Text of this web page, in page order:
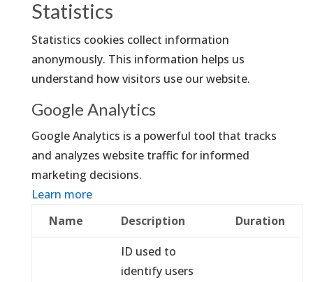
Statistics
Statistics cookies collect information
anonymously. This information helps us
understand how visitors use our website.
Google Analytics
Google Analytics is a powerful tool that tracks
and analyzes website traffic for informed
marketing decisions.
Learn more
Name
Description Duration
ID used to
identify users